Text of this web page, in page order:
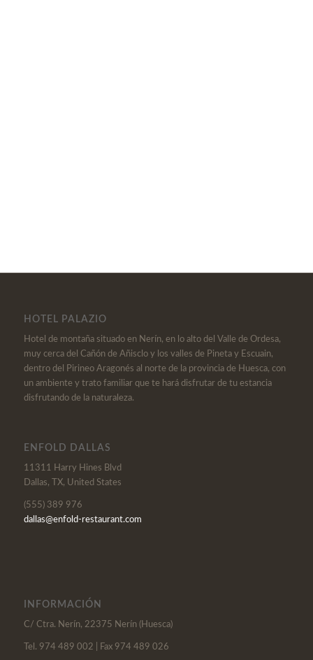
HOTEL PALAZIO
Hotel de montaña situado en Nerín, en lo alto del Valle de Ordesa,
muy cerca del Cañón de Añisclo y los valles de Pineta y Escuain,
dentro del Pirineo Aragonés al norte de la provincia de Huesca, con
un ambiente y trato familiar que te hará disfrutar de tu estancia
disfrutando de la naturaleza.
ENFOLD DALLAS
11311 Harry Hines Blvd
Dallas, TX, United States
(555) 389 976
dallas@enfold-restaurant.com
INFORMACIÓN
C/ Ctra. Nerín, 22375 Nerín (Huesca)
Tel. 974 489 002 | Fax 974 489 026